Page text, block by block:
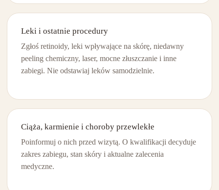
Leki i ostatnie procedury
Zgłoś retinoidy, leki wpływające na skórę, niedawny
peeling chemiczny, laser, mocne złuszczanie i inne
zabiegi. Nie odstawiaj leków samodzielnie.
Ciąża, karmienie i choroby przewlekłe
Poinformuj o nich przed wizytą. O kwalifikacji decyduje
zakres zabiegu, stan skóry i aktualne zalecenia
medyczne.